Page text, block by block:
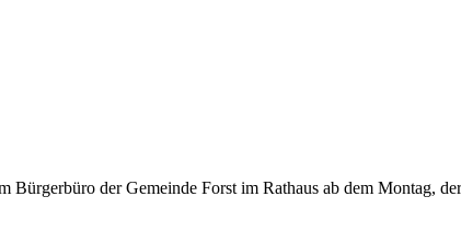
der Gemeinde Forst im Rathaus ab dem Montag,